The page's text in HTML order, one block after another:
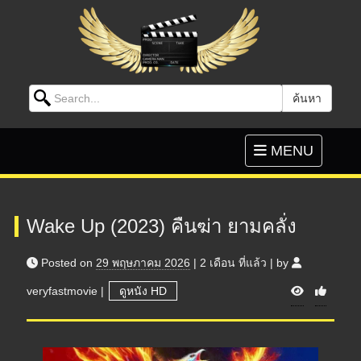
Search for: ค้นหา
Toggle
navigation
MENU
Wake Up (2023) คืนฆ่า ยามคลั่ง
Posted on 29 พฤษภาคม 2026 | 2 เดือน ที่แล้ว | by
veryfastmovie | ดูหนัง HD V
i
e